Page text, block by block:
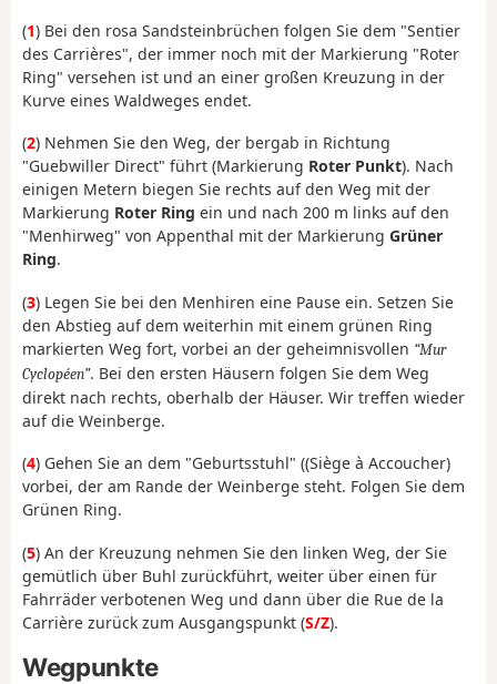
(1) Bei den rosa Sandsteinbrüchen folgen Sie dem "Sentier
des Carrières", der immer noch mit der Markierung "Roter
Ring" versehen ist und an einer großen Kreuzung in der
Kurve eines Waldweges endet.
(2) Nehmen Sie den Weg, der bergab in Richtung
"Guebwiller Direct" führt (Markierung Roter Punkt). Nach
einigen Metern biegen Sie rechts auf den Weg mit der
Markierung Roter Ring ein und nach 200 m links auf den
"Menhirweg" von Appenthal mit der Markierung Grüner
Ring.
(3) Legen Sie bei den Menhiren eine Pause ein. Setzen Sie
den Abstieg auf dem weiterhin mit einem grünen Ring
markierten Weg fort, vorbei an der geheimnisvollen Mur
Cyclopéen . Bei den ersten Häusern folgen Sie dem Weg
direkt nach rechts, oberhalb der Häuser. Wir treffen wieder
auf die Weinberge.
(4) Gehen Sie an dem "Geburtsstuhl" ((Siège à Accoucher)
vorbei, der am Rande der Weinberge steht. Folgen Sie dem
Grünen Ring.
(5) An der Kreuzung nehmen Sie den linken Weg, der Sie
gemütlich über Buhl zurückführt, weiter über einen für
Fahrräder verbotenen Weg und dann über die Rue de la
Carrière zurück zum Ausgangspunkt (S/Z).
Wegpunkte